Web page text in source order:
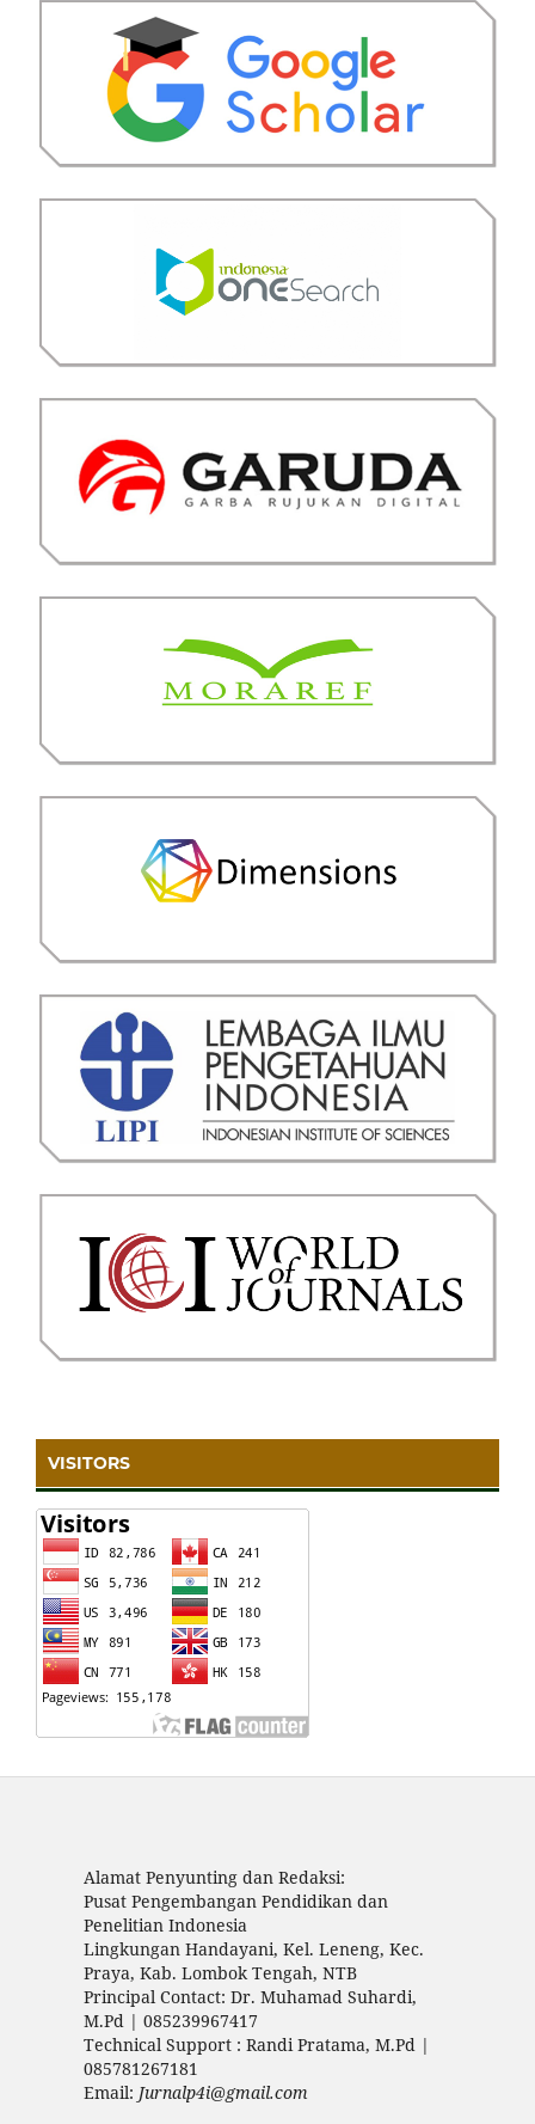
VISITORS
Alamat Penyunting dan Redaksi:
Pusat Pengembangan Pendidikan dan
Penelitian Indonesia
Lingkungan Handayani, Kel. Leneng, Kec.
Praya, Kab. Lombok Tengah, NTB
Principal Contact: Dr. Muhamad Suhardi,
M.Pd | 085239967417
Technical Support : Randi Pratama, M.Pd |
085781267181
Email: Jurnalp4i@gmail.com